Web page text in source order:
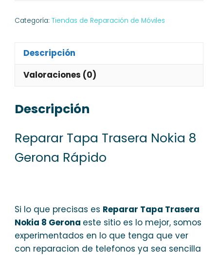
Categoría: Tiendas de Reparación de Móviles
Descripción
Valoraciones (0)
Descripción
Reparar Tapa Trasera Nokia 8
Gerona Rápido
Si lo que precisas es Reparar Tapa Trasera
Nokia 8 Gerona este sitio es lo mejor, somos
experimentados en lo que tenga que ver
con reparacion de telefonos ya sea sencilla